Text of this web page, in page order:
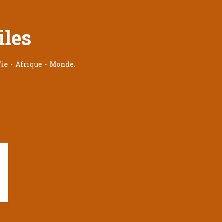
- Afrique - Monde.